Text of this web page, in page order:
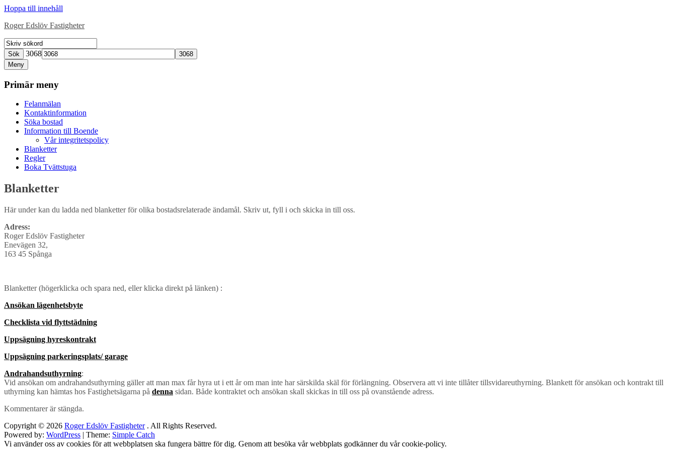
Hoppa till innehåll
Roger Edslöv Fastigheter
Sök 3068
Meny
Primär meny
Felanmälan
Kontaktinformation
Söka bostad
Information till Boende
Vår integritetspolicy
Blanketter
Regler
Boka Tvättstuga
Blanketter
Här under kan du ladda ned blanketter för olika bostadsrelaterade ändamål. Skriv ut, fyll i och skicka in till oss.
Adress:
Roger Edslöv Fastigheter
Enevägen 32,
163 45 Spånga
Blanketter (högerklicka och spara ned, eller klicka direkt på länken) :
Ansökan lägenhetsbyte
Checklista vid flyttstädning
Uppsägning hyreskontrakt
Uppsägning parkeringsplats/ garage
Andrahandsuthyrning:
Vid ansökan om andrahandsuthyrning gäller att man max får hyra ut i ett år om man inte har särskilda skäl för förlängning. Observera att vi inte tillåter tillsvidareuthyrning. Blankett för ansökan och kontrakt till
uthyrning kan hämtas hos Fastighetsägarna på denna sidan. Både kontraktet och ansökan skall skickas in till oss på ovanstående adress.
Kommentarer är stängda.
Copyright © 2026 Roger Edslöv Fastigheter. All Rights Reserved.
Powered by: WordPress | Theme: Simple Catch
Vi använder oss av cookies för att webbplatsen ska fungera bättre för dig. Genom att besöka vår webbplats godkänner du vår cookie-policy.